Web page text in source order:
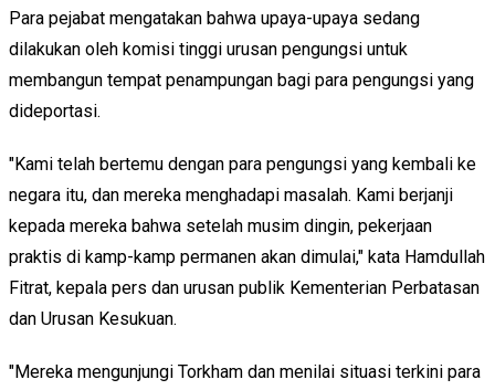
Para pejabat mengatakan bahwa upaya-upaya sedang
dilakukan oleh komisi tinggi urusan pengungsi untuk
membangun tempat penampungan bagi para pengungsi yang
dideportasi.
"Kami telah bertemu dengan para pengungsi yang kembali ke
negara itu, dan mereka menghadapi masalah. Kami berjanji
kepada mereka bahwa setelah musim dingin, pekerjaan
praktis di kamp-kamp permanen akan dimulai," kata Hamdullah
Fitrat, kepala pers dan urusan publik Kementerian Perbatasan
dan Urusan Kesukuan.
"Mereka mengunjungi Torkham dan menilai situasi terkini para